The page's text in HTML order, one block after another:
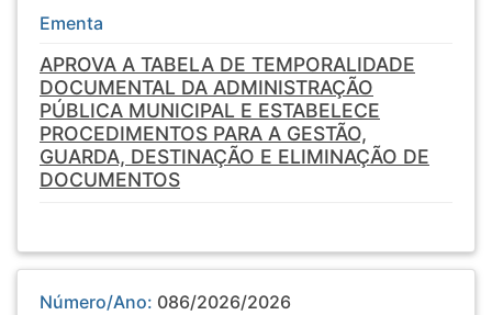
Ementa
APROVA A TABELA DE TEMPORALIDADE
DOCUMENTAL DA ADMINISTRAÇÃO
PÚBLICA MUNICIPAL E ESTABELECE
PROCEDIMENTOS PARA A GESTÃO,
GUARDA, DESTINAÇÃO E ELIMINAÇÃO DE
DOCUMENTOS
Número/Ano: 086/2026/2026